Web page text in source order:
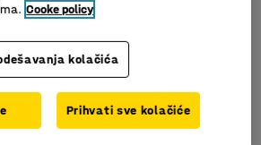
Cooke policy
kolačića
Prihvati sve kolačiće